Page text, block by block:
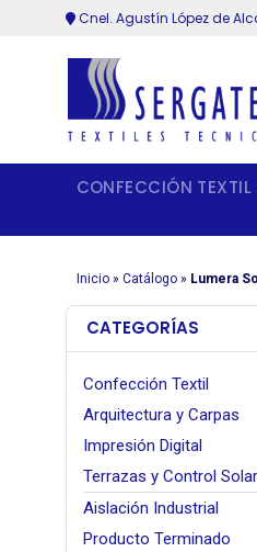
Cnel. Agustín López de
CONFECCIÓN TEXTIL
Inicio» Catálogo» Lumera
CATEGORÍAS
Confección Textil
Arquitectura y Carpas
Impresión Digital
Terrazas y Control Solar
Aislación Industrial
Producto Terminado